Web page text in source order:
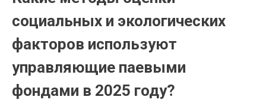
социальных и экологических
факторов используют
управляющие паевыми
фондами в 2025 году?